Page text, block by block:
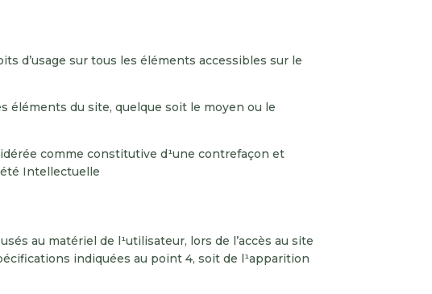
d’usage sur tous les éléments accessibles sur le
éléments du site, quelque soit le moyen ou le
comme constitutive d¹une contrefaçon et
Intellectuelle
au matériel de l¹utilisateur, lors de l’accès au site
indiquées au point 4, soit de l¹apparition